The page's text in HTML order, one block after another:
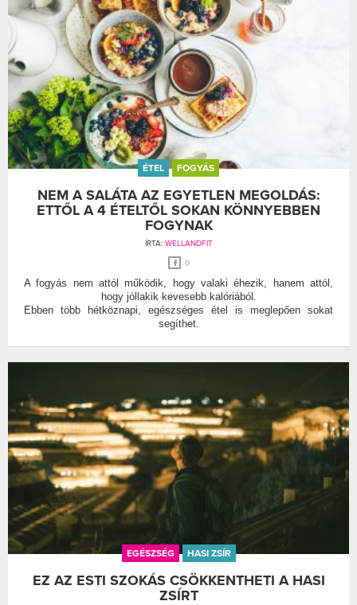
ÉTEL FOGYÁS
NEM A SALÁTA AZ EGYETLEN MEGOLDÁS:
ETTŐL A 4 ÉTELTŐL SOKAN KÖNNYEBBEN
FOGYNAK
ÍRTA: WELLANDFIT
0
A fogyás nem attól működik, hogy valaki éhezik, hanem attól,
hogy jóllakik kevesebb kalóriából.
Ebben több hétköznapi, egészséges étel is meglepően sokat
segíthet.
EGÉSZSÉG HASI ZSÍR
EZ AZ ESTI SZOKÁS CSÖKKENTHETI A HASI
ZSÍRT